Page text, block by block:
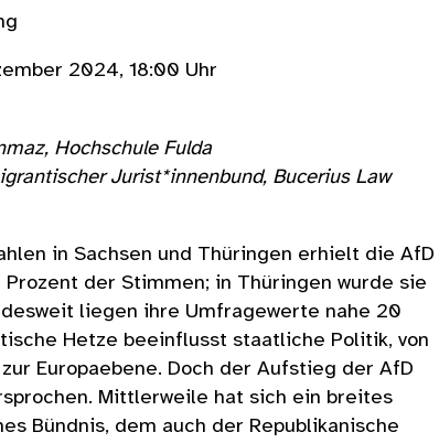
2024, 18:00 Uhr
Hochschule Fulda
Jurist*innenbund, Bucerius Law
in Sachsen und Thüringen erhielt die AfD
der Stimmen; in Thüringen wurde sie
liegen ihre Umfragewerte nahe 20
Hetze beeinflusst staatliche Politik, von
Europaebene. Doch der Aufstieg der AfD
Mittlerweile hat sich ein breites
Bündnis, dem auch der Republikanische